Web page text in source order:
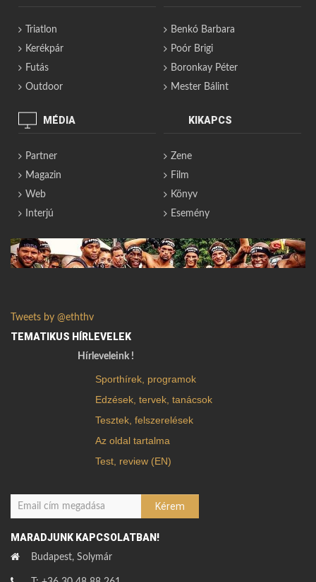
Triatlon
Kerékpár
Futás
Outdoor
Benkó Barbara
Poór Brigi
Boronkay Péter
Mester Bálint
MÉDIA
Partner
Magazin
Web
Interjú
KIKAPCS
Zene
Film
Könyv
Esemény
Tweets by @eththv
TEMATIKUS HÍRLEVELEK
Hírleveleink !
Sporthírek, programok
Edzések, tervek, tanácsok
Tesztek, felszerelések
Az oldal tartalma
Test, review (EN)
MARADJUNK KAPCSOLATBAN!
Budapest, Solymár